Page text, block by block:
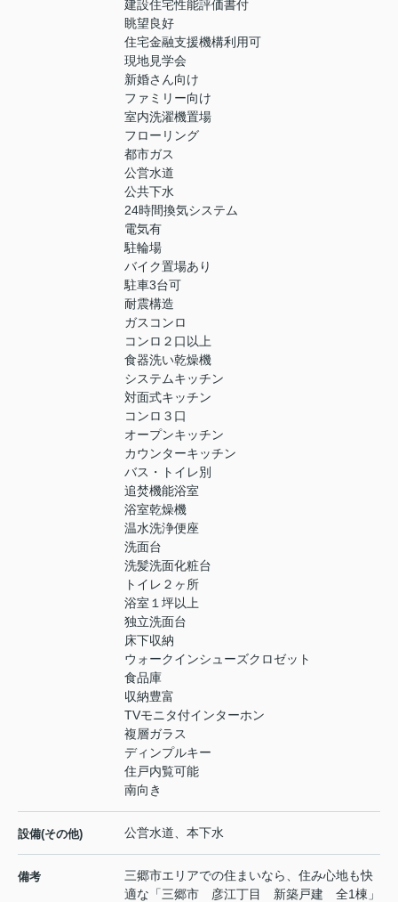
建設住宅性能評価書付
眺望良好
住宅金融支援機構利用可
現地見学会
新婚さん向け
ファミリー向け
室内洗濯機置場
フローリング
都市ガス
公営水道
公共下水
24時間換気システム
電気有
駐輪場
バイク置場あり
駐車3台可
耐震構造
ガスコンロ
コンロ２口以上
食器洗い乾燥機
システムキッチン
対面式キッチン
コンロ３口
オープンキッチン
カウンターキッチン
バス・トイレ別
追焚機能浴室
浴室乾燥機
温水洗浄便座
洗面台
洗髪洗面化粧台
トイレ２ヶ所
浴室１坪以上
独立洗面台
床下収納
ウォークインシューズクロゼット
食品庫
収納豊富
TVモニタ付インターホン
複層ガラス
ディンプルキー
住戸内覧可能
南向き
設備(その他) 公営水道、本下水
備考
三郷市エリアでの住まいなら、住み心地も快
適な「三郷市 彦江丁目 新築戸建 全1棟」